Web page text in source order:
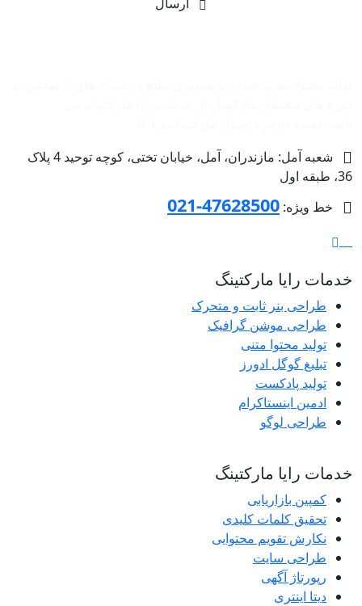
شعبه آمل: مازندران، آمل، خیابان تختی، کوچه توحید 4 پلاک
36، طبقه اول
خط ویژه: 47628500-021
خدمات رایا مارکتینگ
طراحی بنر ثابت و متحرک
طراحی موشن گرافیک
تولید محتوا متنی
تبلیغ گوگل ادورز
تولید پادکست
ادمین اینستاکرام
طراحی لوگو
خدمات رایا مارکتینگ
کمپین بازاریابی
تحقیق کلمات کلیدی
نکارش تقویم محتوایی
طراحی سایت
رپورتاژ آگهی
دیتا اینتری